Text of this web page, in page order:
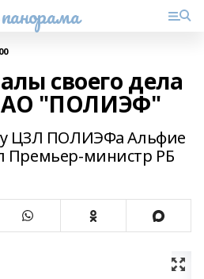
своего дела
АО "ПОЛИЭФ"
ЦЗЛ ПОЛИЭФа Альфие
Премьер-министр РБ